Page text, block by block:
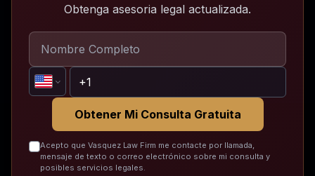
Obtenga asesoria legal actualizada.
Obtener Mi Consulta Gratuita
Acepto que Vasquez Law Firm me contacte por llamada,
mensaje de texto o correo electrónico sobre mi consulta y
posibles servicios legales.